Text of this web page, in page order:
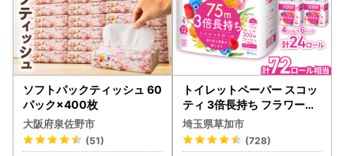
ソフトパックティッシュ 60
パック×400枚
大阪府泉佐野市
(51)
トイレットペーパー スコッ
ティ 3倍長持ち フラワーパ
ック 4ロール×6P
埼玉県草加市
(728)